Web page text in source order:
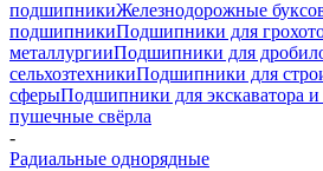
подшипникиЖелезнодорожные
подшипникиПодшипники для
металлургииПодшипники для
сельхозтехникиПодшипники для
сферыПодшипники для экскаватора и
пушечные свёрла
-
Радиальные однорядные